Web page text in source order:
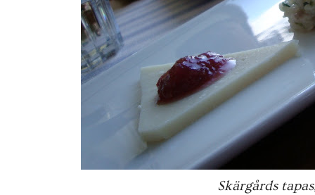
Skärgårds